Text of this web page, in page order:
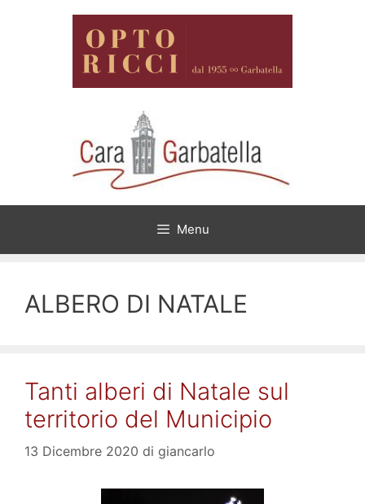
Menu
ALBERO DI NATALE
Tanti alberi di Natale sul
territorio del Municipio
13 Dicembre 2020 di giancarlo